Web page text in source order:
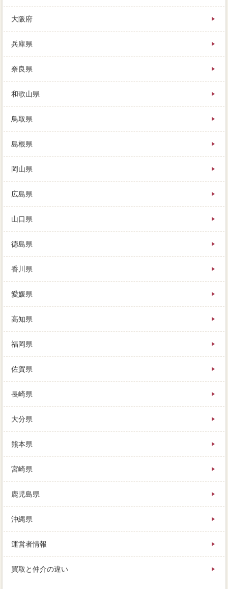
大阪府
兵庫県
奈良県
和歌山県
鳥取県
島根県
岡山県
広島県
山口県
徳島県
香川県
愛媛県
高知県
福岡県
佐賀県
長崎県
大分県
熊本県
宮崎県
鹿児島県
沖縄県
運営者情報
買取と仲介の違い